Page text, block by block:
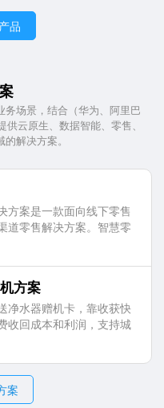
品
场景，结合（华为、阿里巴
云原生、数据智能、零售、
解决方案。
方案是一款面向线下零售
道零售解决方案。智慧零
业快速实现营销、服
方案
净水器赠机卡，靠收获快
收回成本和利润，支持城
销售商品。
案